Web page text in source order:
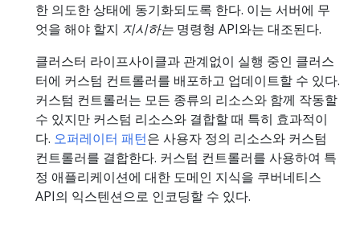
한 의도한 상태에 동기화되도록 한다. 이는 서버에 무
엇을 해야 할지 지시하는 명령형 API와는 대조된다.
클러스터 라이프사이클과 관계없이 실행 중인 클러스
터에 커스텀 컨트롤러를 배포하고 업데이트할 수 있다.
커스텀 컨트롤러는 모든 종류의 리소스와 함께 작동할
수 있지만 커스텀 리소스와 결합할 때 특히 효과적이
다. 오퍼레이터 패턴은 사용자 정의 리소스와 커스텀
컨트롤러를 결합한다. 커스텀 컨트롤러를 사용하여 특
정 애플리케이션에 대한 도메인 지식을 쿠버네티스
API의 익스텐션으로 인코딩할 수 있다.